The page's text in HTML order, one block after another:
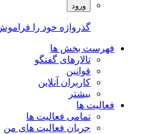
ورود
گذرواژه خود را
فهرست بخش ها
تالارهای گفتگو
قوانین
کاربران آنلاین
بیشتر
فعالیت ها
تمامی فعالیت ها
جریان فعالیت های من